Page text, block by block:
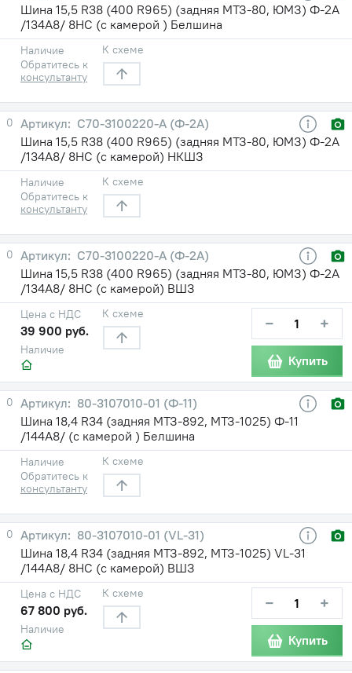
Шина 15,5 R38 (400 R965) (задняя МТЗ-80, ЮМЗ) Ф-2А
/134A8/ 8НС (с камерой ) Белшина
Наличие
Обратитесь к
консультанту
К схеме
0
С70-3100220-А (Ф-2А)
Шина 15,5 R38 (400 R965) (задняя МТЗ-80, ЮМЗ) Ф-2А
/134A8/ 8НС (с камерой) НКШЗ
Наличие
Обратитесь к
консультанту
К схеме
0
С70-3100220-А (Ф-2А)
Шина 15,5 R38 (400 R965) (задняя МТЗ-80, ЮМЗ) Ф-2А
/134A8/ 8НС (с камерой) ВШЗ
Наличие
Цена с НДС
39 900 руб.
К схеме − +
Купить
0
80-3107010-01 (Ф-11)
Шина 18,4 R34 (задняя МТЗ-892, МТЗ-1025) Ф-11
/144A8/ (с камерой ) Белшина
Наличие
Обратитесь к
консультанту
К схеме
0
80-3107010-01 (VL-31)
Шина 18,4 R34 (задняя МТЗ-892, МТЗ-1025) VL-31
/144A8/ 8НС (с камерой) ВШЗ
Наличие
Цена с НДС
67 800 руб.
К схеме − +
Купить